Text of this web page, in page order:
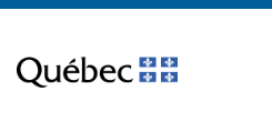
contenu
principal
pied
de